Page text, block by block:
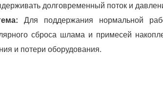
долговременный поток и
Для поддержания нормальной
сброса шлама и примесей
и потери оборудования.